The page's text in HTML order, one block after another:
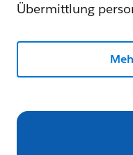
Übermittlung